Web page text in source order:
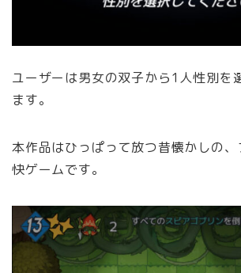
ユーザーは男女の双子から1人性別を
ます。
本作品はひっぱって放つ昔懐かしの
快ゲームです。